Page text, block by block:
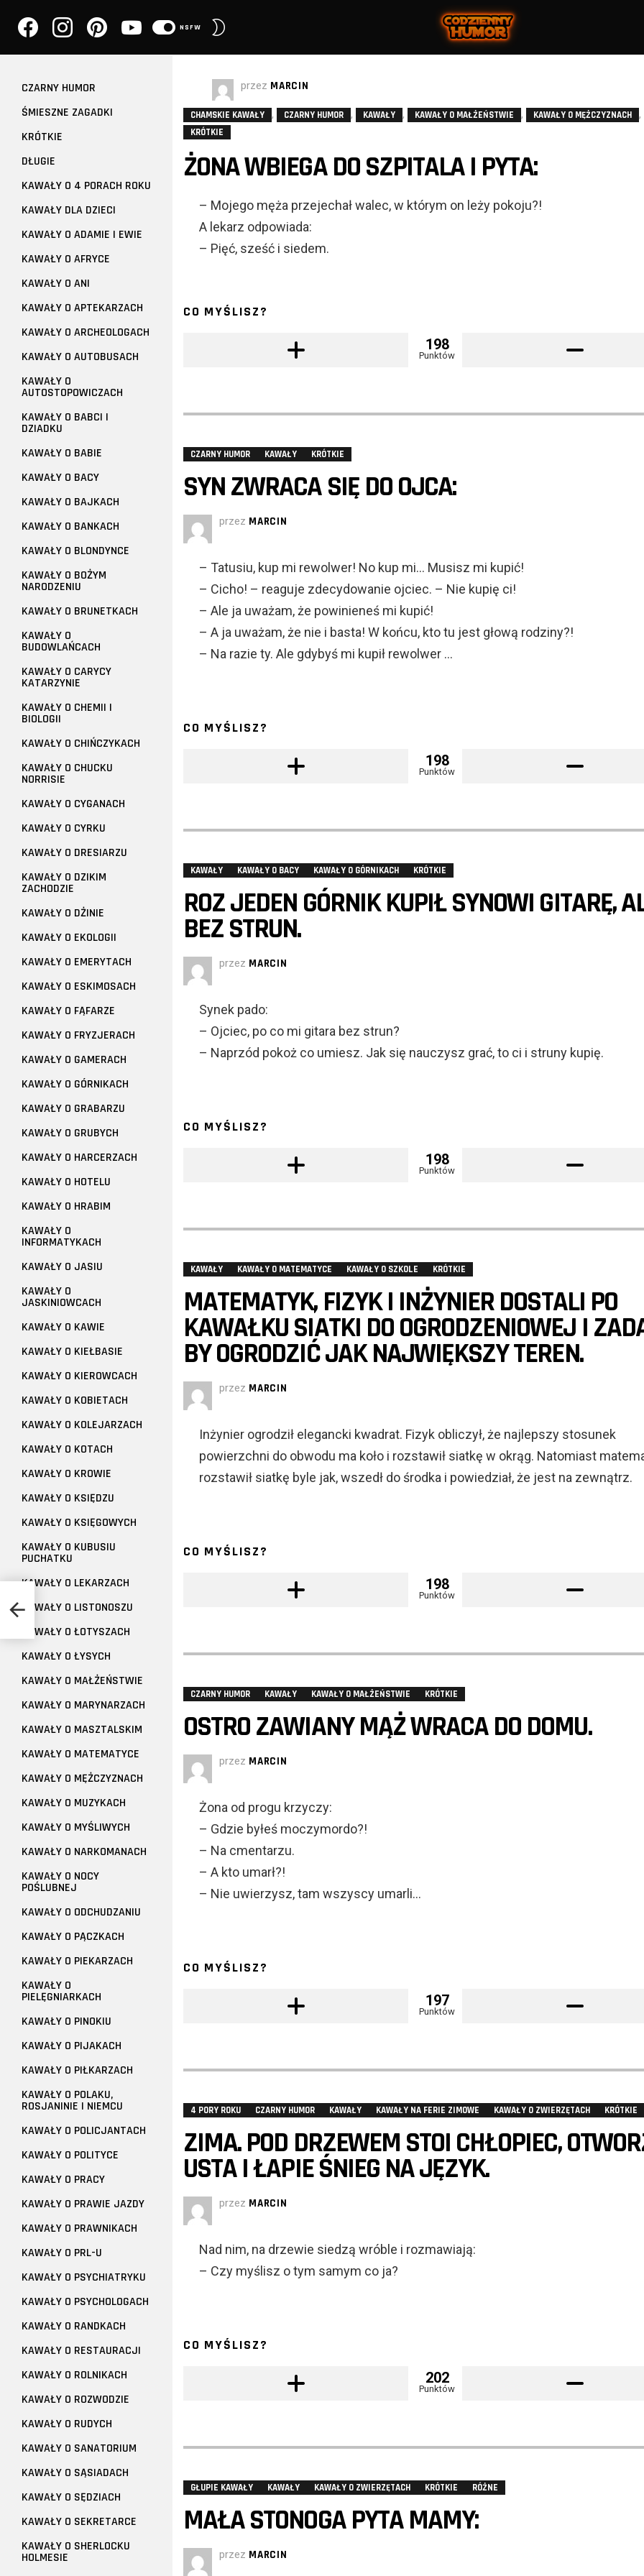
NSFW
przez MARCIN
CHAMSKIE KAWAŁY , CZARNY HUMOR , KAWAŁY , KAWAŁY O MAŁŻEŃSTWIE , KAWAŁY O MĘŻCZYZNACH ,
KRÓTKIE
ŻONA WBIEGA DO SZPITALA I PYTA:
– Mojego męża przejechał walec, w którym on leży pokoju?!
A lekarz odpowiada:
– Pięć, sześć i siedem.
CO MYŚLISZ?
198
Punktów
CZARNY HUMOR KAWAŁY KRÓTKIE
SYN ZWRACA SIĘ DO OJCA:
przez MARCIN
– Tatusiu, kup mi rewolwer! No kup mi… Musisz mi kupić!
– Cicho! – reaguje zdecydowanie ojciec. – Nie kupię ci!
– Ale ja uważam, że powinieneś mi kupić!
– A ja uważam, że nie i basta! W końcu, kto tu jest głową rodziny?!
– Na razie ty. Ale gdybyś mi kupił rewolwer …
CO MYŚLISZ?
198
Punktów
KAWAŁY KAWAŁY O BACY KAWAŁY O GÓRNIKACH KRÓTKIE
ROZ JEDEN GÓRNIK KUPIŁ SYNOWI GITARĘ,
BEZ STRUN.
przez MARCIN
Synek pado:
– Ojciec, po co mi gitara bez strun?
– Naprzód pokoż co umiesz. Jak się nauczysz grać, to ci i struny kupię.
CO MYŚLISZ?
198
Punktów
KAWAŁY KAWAŁY O MATEMATYCE KAWAŁY O SZKOLE KRÓTKIE
MATEMATYK, FIZYK I INŻYNIER DOSTALI PO
KAWAŁKU SIATKI DO OGRODZENIOWEJ I
BY OGRODZIĆ JAK NAJWIĘKSZY TEREN.
przez MARCIN
Inżynier ogrodził elegancki kwadrat. Fizyk obliczył, że najlepszy stosunek
powierzchni do obwodu ma koło i rozstawił siatkę w okrąg. Natomiast
rozstawił siatkę byle jak, wszedł do środka i powiedział, że jest na zewnątrz.
CO MYŚLISZ?
198
Punktów
CZARNY HUMOR KAWAŁY KAWAŁY O MAŁŻEŃSTWIE KRÓTKIE
OSTRO ZAWIANY MĄŻ WRACA DO DOMU.
przez MARCIN
Żona od progu krzyczy:
– Gdzie byłeś moczymordo?!
– Na cmentarzu.
– A kto umarł?!
– Nie uwierzysz, tam wszyscy umarli…
CO MYŚLISZ?
197
Punktów
4 PORY ROKU CZARNY HUMOR KAWAŁY KAWAŁY NA FERIE ZIMOWE KAWAŁY O ZWIERZĘTACH KRÓTKIE
ZIMA. POD DRZEWEM STOI CHŁOPIEC,
USTA I ŁAPIE ŚNIEG NA JĘZYK.
przez MARCIN
Nad nim, na drzewie siedzą wróble i rozmawiają:
– Czy myślisz o tym samym co ja?
CO MYŚLISZ?
202
Punktów
GŁUPIE KAWAŁY KAWAŁY KAWAŁY O ZWIERZĘTACH KRÓTKIE RÓŻNE
MAŁA STONOGA PYTA MAMY:
przez MARCIN
CZARNY HUMOR
ŚMIESZNE ZAGADKI
KRÓTKIE
DŁUGIE
KAWAŁY O 4 PORACH ROKU
KAWAŁY DLA DZIECI
KAWAŁY O ADAMIE I EWIE
KAWAŁY O AFRYCE
KAWAŁY O ANI
KAWAŁY O APTEKARZACH
KAWAŁY O ARCHEOLOGACH
KAWAŁY O AUTOBUSACH
KAWAŁY O
AUTOSTOPOWICZACH
KAWAŁY O BABCI I
DZIADKU
KAWAŁY O BABIE
KAWAŁY O BACY
KAWAŁY O BAJKACH
KAWAŁY O BANKACH
KAWAŁY O BLONDYNCE
KAWAŁY O BOŻYM
NARODZENIU
KAWAŁY O BRUNETKACH
KAWAŁY O
BUDOWLAŃCACH
KAWAŁY O CARYCY
KATARZYNIE
KAWAŁY O CHEMII I
BIOLOGII
KAWAŁY O CHIŃCZYKACH
KAWAŁY O CHUCKU
NORRISIE
KAWAŁY O CYGANACH
KAWAŁY O CYRKU
KAWAŁY O DRESIARZU
KAWAŁY O DZIKIM
ZACHODZIE
KAWAŁY O DŻINIE
KAWAŁY O EKOLOGII
KAWAŁY O EMERYTACH
KAWAŁY O ESKIMOSACH
KAWAŁY O FĄFARZE
KAWAŁY O FRYZJERACH
KAWAŁY O GAMERACH
KAWAŁY O GÓRNIKACH
KAWAŁY O GRABARZU
KAWAŁY O GRUBYCH
KAWAŁY O HARCERZACH
KAWAŁY O HOTELU
KAWAŁY O HRABIM
KAWAŁY O
INFORMATYKACH
KAWAŁY O JASIU
KAWAŁY O
JASKINIOWCACH
KAWAŁY O KAWIE
KAWAŁY O KIEŁBASIE
KAWAŁY O KIEROWCACH
KAWAŁY O KOBIETACH
KAWAŁY O KOLEJARZACH
KAWAŁY O KOTACH
KAWAŁY O KROWIE
KAWAŁY O KSIĘDZU
KAWAŁY O KSIĘGOWYCH
KAWAŁY O KUBUSIU
PUCHATKU
KAWAŁY O LEKARZACH
KAWAŁY O LISTONOSZU
KAWAŁY O ŁOTYSZACH
KAWAŁY O ŁYSYCH
KAWAŁY O MAŁŻEŃSTWIE
KAWAŁY O MARYNARZACH
KAWAŁY O MASZTALSKIM
KAWAŁY O MATEMATYCE
KAWAŁY O MĘŻCZYZNACH
KAWAŁY O MUZYKACH
KAWAŁY O MYŚLIWYCH
KAWAŁY O NARKOMANACH
KAWAŁY O NOCY
POŚLUBNEJ
KAWAŁY O ODCHUDZANIU
KAWAŁY O PĄCZKACH
KAWAŁY O PIEKARZACH
KAWAŁY O
PIELĘGNIARKACH
KAWAŁY O PINOKIU
KAWAŁY O PIJAKACH
KAWAŁY O PIŁKARZACH
KAWAŁY O POLAKU,
ROSJANINIE I NIEMCU
KAWAŁY O POLICJANTACH
KAWAŁY O POLITYCE
KAWAŁY O PRACY
KAWAŁY O PRAWIE JAZDY
KAWAŁY O PRAWNIKACH
KAWAŁY O PRL-U
KAWAŁY O PSYCHIATRYKU
KAWAŁY O PSYCHOLOGACH
KAWAŁY O RANDKACH
KAWAŁY O RESTAURACJI
KAWAŁY O ROLNIKACH
KAWAŁY O ROZWODZIE
KAWAŁY O RUDYCH
KAWAŁY O SANATORIUM
KAWAŁY O SĄSIADACH
KAWAŁY O SĘDZIACH
KAWAŁY O SEKRETARCE
KAWAŁY O SHERLOCKU
HOLMESIE